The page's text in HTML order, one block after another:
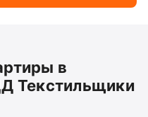
в
Текстильщики